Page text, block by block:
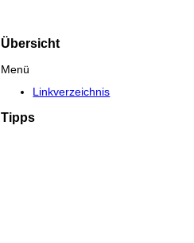
Übersicht
Menü
Linkverzeichnis
Tipps